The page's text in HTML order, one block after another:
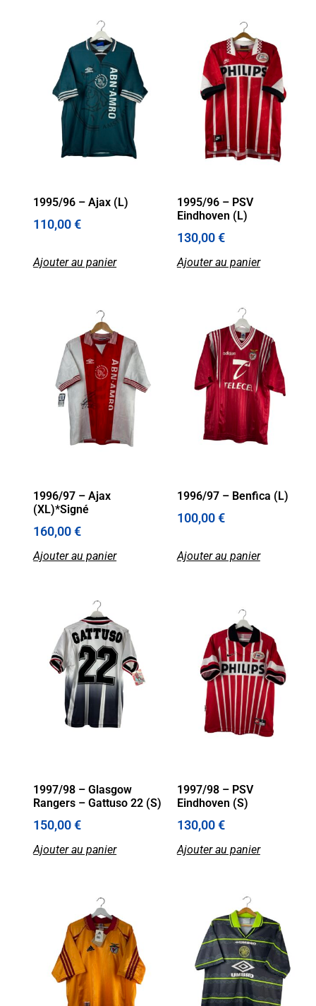
1995/96 – Ajax (L)
110,00€
Ajouter au panier
1995/96 – PSV
Eindhoven (L)
130,00€
Ajouter au panier
1996/97 – Ajax
(XL)*Signé
160,00€
Ajouter au panier
1996/97 – Benfica (L)
100,00€
Ajouter au panier
1997/98 – Glasgow
Rangers – Gattuso 22 (S)
150,00€
Ajouter au panier
1997/98 – PSV
Eindhoven (S)
130,00€
Ajouter au panier